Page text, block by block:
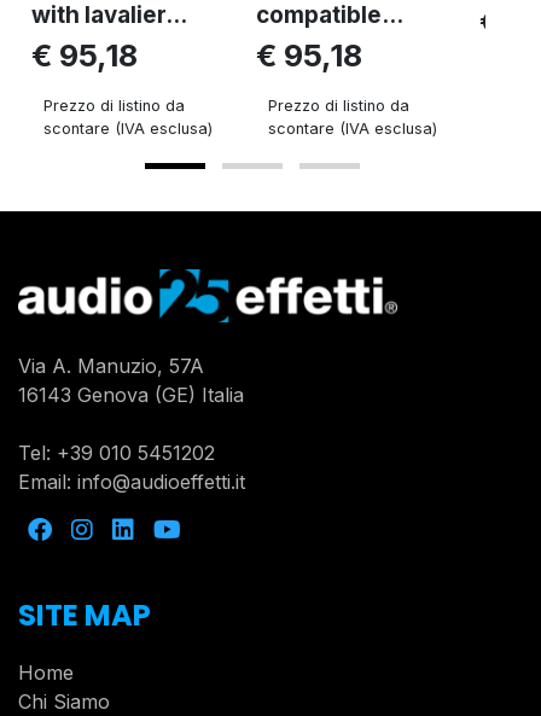
with lavalier...
€ 95,18
Prezzo di listino da
scontare (IVA esclusa)
compatible...
€ 95,18
Prezzo di listino da
scontare (IVA esclusa)
€
Via A. Manuzio, 57A
16143 Genova (GE) Italia
Tel: +39 010 5451202
Email: info@audioeffetti.it
SITE MAP
Home
Chi Siamo